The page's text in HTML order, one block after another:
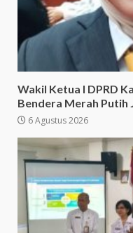
Wakil Ketua I DPRD
Bendera Merah Putih
6 Agustus 2026